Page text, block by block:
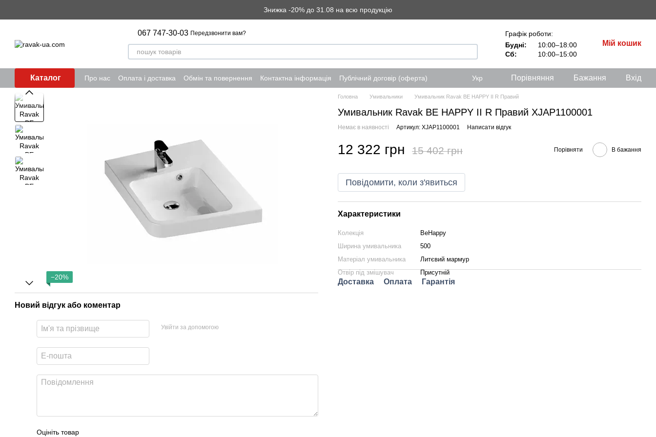
Знижка -20% до 31.08 на всю продукцію
067 747-30-03 Передзвонити вам?
Графік роботи:
Будні:
10:00–18:00
Сб:
10:00–15:00
Мій кошик
Каталог Про нас Оплата і доставка Обмін та повернення Контактна інформація Публічний договір (оферта) Укр Порівняння Бажання Вхід
−20%
Новий відгук або коментар
Увійти за допомогою
Оцініть товар
Головна Умивальники Умивальник Ravak BE HAPPY II R Правий
Умивальник Ravak BE HAPPY II R Правий XJAP1100001
Немає в наявності Артикул: XJAP1100001 Написати відгук
12 322 грн 15 402 грн Порівняти В бажання
Повідомити, коли з'явиться
Характеристики
Колекція
BeHappy
Ширина умивальника
500
Матеріал умивальника
Литєвий мармур
Отвір під змішувач
Присутній
Доставка Оплата Гарантія